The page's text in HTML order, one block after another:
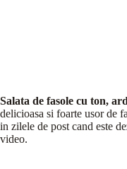
Salata de fasole cu ton,
delicioasa si foarte usor de
in zilele de post cand este
video.